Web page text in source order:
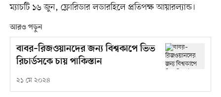
ম্যাচটি ১৬ জুন, ফ্লোরিডার লডারহিলে প্রতিপক্ষ আয়ারল্যান্ড।
আরও পড়ুন
বাবর–রিজওয়ানদের জন্য বিশ্বকাপে ভিভ
রিচার্ডসকে চায় পাকিস্তান
২১ মে ২০২৪